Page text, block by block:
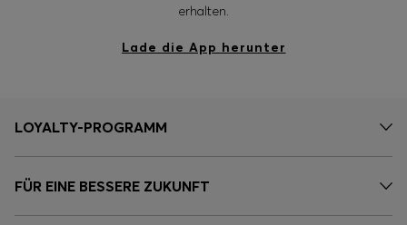
erhalten.
Lade die App herunter
LOYALTY-PROGRAMM
FÜR EINE BESSERE ZUKUNFT